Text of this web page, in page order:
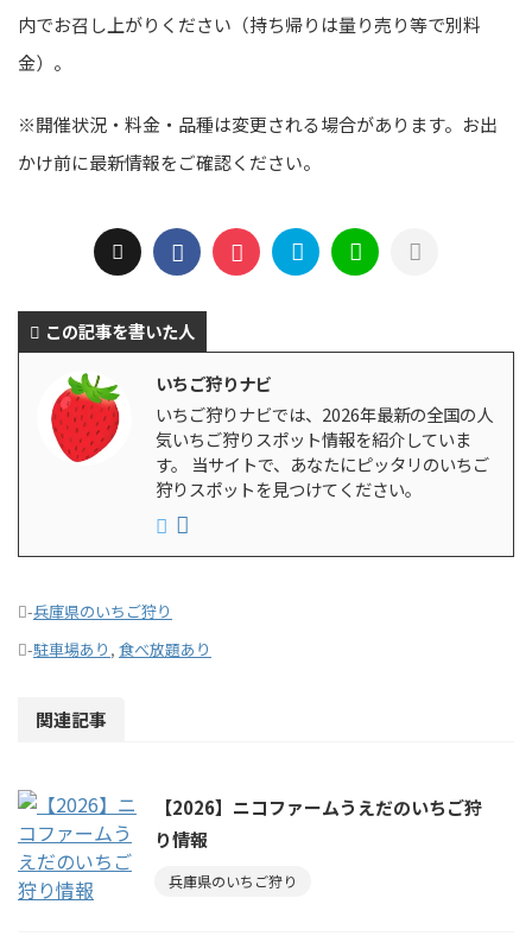
内でお召し上がりください（持ち帰りは量り売り等で別料
金）。
※開催状況・料金・品種は変更される場合があります。お出
かけ前に最新情報をご確認ください。
この記事を書いた人
いちご狩りナビ
いちご狩りナビでは、2026年最新の全国の人
気いちご狩りスポット情報を紹介していま
す。 当サイトで、あなたにピッタリのいちご
狩りスポットを見つけてください。
-兵庫県のいちご狩り
-駐車場あり , 食べ放題あり
関連記事
【2026】ニコファームうえだのいちご狩
り情報
兵庫県のいちご狩り